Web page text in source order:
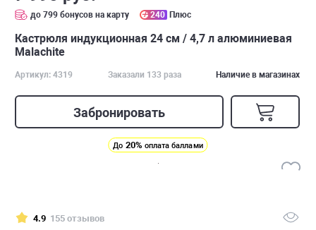
до 799 бонусов на карту 240 Плюс
Кастрюля индукционная 24 см / 4,7 л алюминиевая
Malachite
Артикул: 4319 Заказали 133 раза Наличие в магазинах
Забронировать
До 20% оплата баллами
4.9 155 отзывов